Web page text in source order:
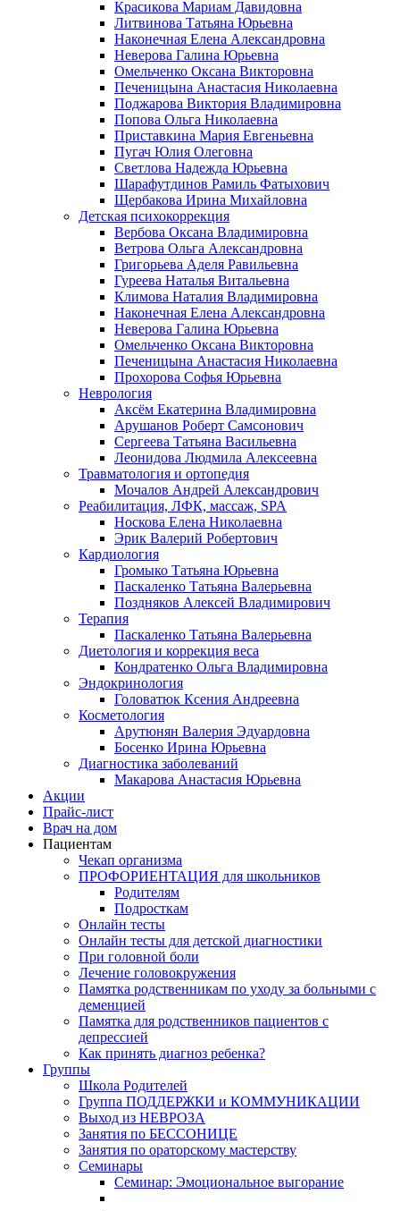
Красикова Мариам Давидовна
Литвинова Татьяна Юрьевна
Наконечная Елена Александровна
Неверова Галина Юрьевна
Омельченко Оксана Викторовна
Печеницына Анастасия Николаевна
Поджарова Виктория Владимировна
Попова Ольга Николаевна
Приставкина Мария Евгеньевна
Пугач Юлия Олеговна
Светлова Надежда Юрьевна
Шарафутдинов Рамиль Фатыхович
Щербакова Ирина Михайловна
Детская психокоррекция
Вербова Оксана Владимировна
Ветрова Ольга Александровна
Григорьева Аделя Равильевна
Гуреева Наталья Витальевна
Климова Наталия Владимировна
Наконечная Елена Александровна
Неверова Галина Юрьевна
Омельченко Оксана Викторовна
Печеницына Анастасия Николаевна
Прохорова Софья Юрьевна
Неврология
Аксём Екатерина Владимировна
Арушанов Роберт Самсонович
Сергеева Татьяна Васильевна
Леонидова Людмила Алексеевна
Травматология и ортопедия
Мочалов Андрей Александрович
Реабилитация, ЛФК, массаж, SPA
Носкова Елена Николаевна
Эрик Валерий Робертович
Кардиология
Громыко Татьяна Юрьевна
Паскаленко Татьяна Валерьевна
Поздняков Алексей Владимирович
Терапия
Паскаленко Татьяна Валерьевна
Диетология и коррекция веса
Кондратенко Ольга Владимировна
Эндокринология
Головатюк Ксения Андреевна
Косметология
Арутюнян Валерия Эдуардовна
Босенко Ирина Юрьевна
Диагностика заболеваний
Макарова Анастасия Юрьевна
Акции
Прайс-лист
Врач на дом
Пациентам
Чекап организма
ПРОФОРИЕНТАЦИЯ для школьников
Родителям
Подросткам
Онлайн тесты
Онлайн тесты для детской диагностики
При головной боли
Лечение головокружения
Памятка родственникам по уходу за больными с
деменцией
Памятка для родственников пациентов с
депрессией
Как принять диагноз ребенка?
Группы
Школа Родителей
Группа ПОДДЕРЖКИ и КОММУНИКАЦИИ
Выход из НЕВРОЗА
Занятия по БЕССОНИЦЕ
Занятия по ораторскому мастерству
Семинары
Семинар: Эмоциональное выгорание